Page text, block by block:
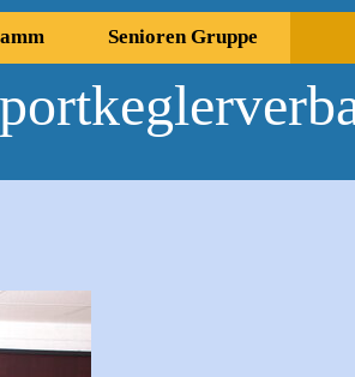
▼
Senioren Gruppe